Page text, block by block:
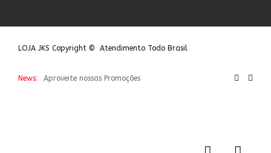
LOJA JKS Copyright © Atendimento Todo Brasil
News: Aproveite nossas Promoções